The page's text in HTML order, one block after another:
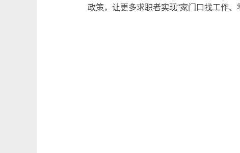
政策，让更多求职者实现“家门口找工作、